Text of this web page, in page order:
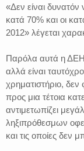
«Δεν είναι
κατά 70% και οι
2012» λέγεται
Παρόλα αυτά η ΔΕΗ,
αλλά είναι
χρηματιστήριο,
προς μια τέτοια
αντιμετωπίζει
ληξιπρόθεσμων
και τις οποίες δεν